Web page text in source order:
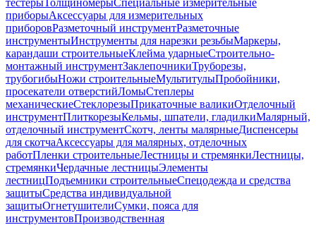
тестерыТолщиномерыСпециальные измерительные
приборыАксессуары для измерительных
приборовРазметочный инструментРазметочные
инструментыИнструменты для нарезки резьбыМаркеры,
карандаши строительныеКлейма ударныеСтроительно-
монтажный инструментЗаклепочникиТруборезы,
трубогибыНожи строительныеМультитулыПробойники,
просекатели отверстийЛомыСтеплеры
механическиеСтеклорезыПрикаточные валикиОтделочный
инструментПлиткорезыКельмы, шпатели, гладилкиМалярный,
отделочный инструментСкотч, ленты малярныеДиспенсеры
для скотчаАксессуары для малярных, отделочных
работПленки строительныеЛестницы и стремянкиЛестницы,
стремянкиЧердачные лестницыЭлементы
лестницПодъемники строительныеСпецодежда и средства
защитыСредства индивидуальной
защитыОгнетушителиСумки, пояса для
инструментовПроизводственная